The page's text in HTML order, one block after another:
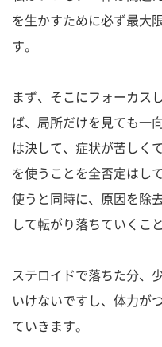
を生かすために必ず最大
す。
まず、そこにフォーカス
ば、局所だけを見ても一
は決して、症状が苦しく
を使うことを全否定はし
使うと同時に、原因を除
して転がり落ちていくこ
ステロイドで落ちた分、
いけないですし、体力が
ていきます。